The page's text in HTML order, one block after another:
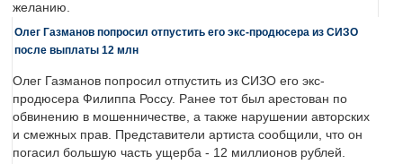
желанию.
Олег Газманов попросил отпустить его экс-продюсера из СИЗО
после выплаты 12 млн
Олег Газманов попросил отпустить из СИЗО его экс-
продюсера Филиппа Россу. Ранее тот был арестован по
обвинению в мошенничестве, а также нарушении авторских
и смежных прав. Представители артиста сообщили, что он
погасил большую часть ущерба - 12 миллионов рублей.